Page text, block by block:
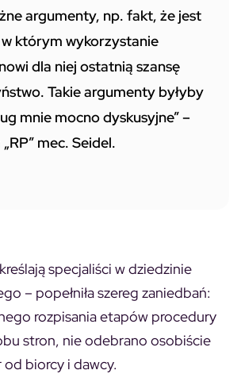
argumenty, np. fakt, że jest
w którym wykorzystanie
dla niej ostatnią szansę
Takie argumenty byłyby
mnie mocno dyskusyjne” –
mec. Seidel.
specjaliści w dziedzinie
– popełniła szereg zaniedbań:
rozpisania etapów procedury
stron, nie odebrano osobiście
biorcy i dawcy.